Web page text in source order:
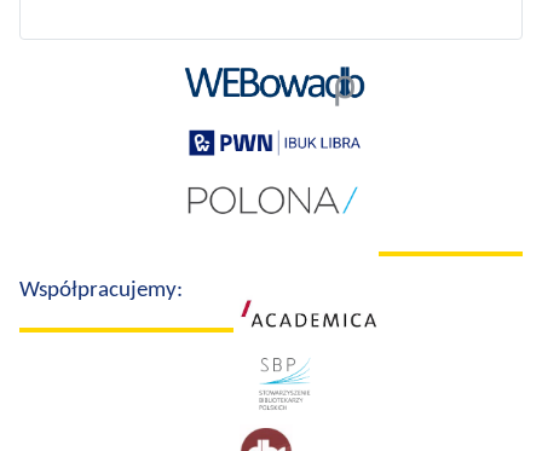
Współpracujemy: